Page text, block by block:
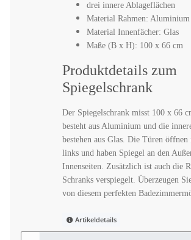
drei innere Ablageflächen
Material Rahmen: Aluminium
Material Innenfächer: Glas
Maße (B x H): 100 x 66 cm
Produktdetails zum
Spiegelschrank
Der Spiegelschrank misst 100 x 66
besteht aus Aluminium und die
bestehen aus Glas. Die Türen öffnen
links und haben Spiegel an den
Innenseiten. Zusätzlich ist auch die
Schranks verspiegelt. Überzeugen
von diesem perfekten
Artikeldetails